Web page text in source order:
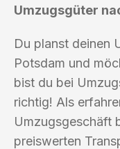
Umzugsgüter
Du planst deinen
Potsdam und
bist du bei
richtig! Als
Umzugsgeschäft
preiswerten